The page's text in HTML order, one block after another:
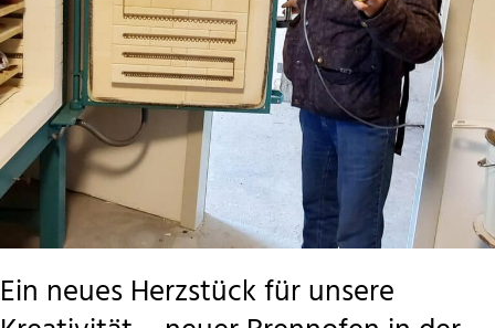
Ein neues Herzstück für unsere